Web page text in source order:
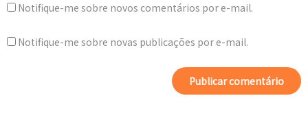
Notifique-me sobre novos comentários por e-mail.
Notifique-me sobre novas publicações por e-mail.